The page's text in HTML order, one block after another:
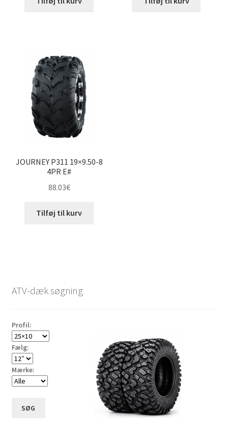
JOURNEY P311 19×9.50-8
4PR E#
88.03€
Tilføj til kurv
ATV-dæk søgning
Profil:
Fælg:
Mærke:
SØG